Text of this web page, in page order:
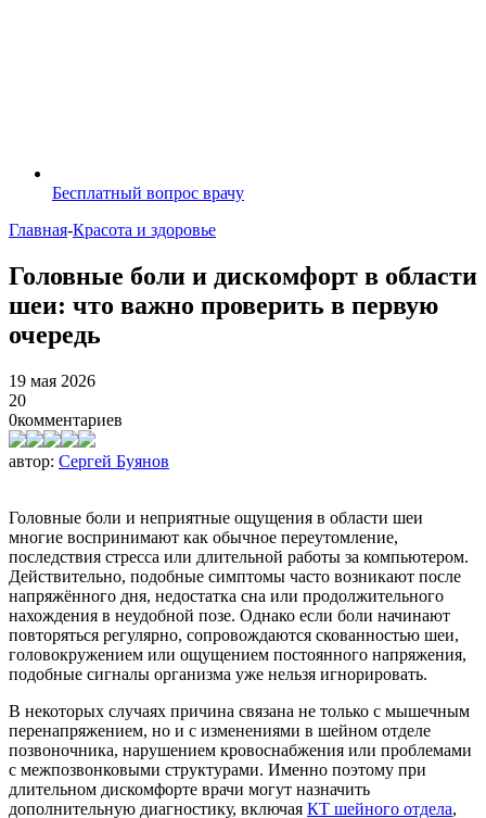
Бесплатный вопрос врачу
Главная-Красота и здоровье
Головные боли и дискомфорт в области
шеи: что важно проверить в первую
очередь
19 мая 2026
20
0комментариев
автор: Сергей Буянов
Головные боли и неприятные ощущения в области шеи
многие воспринимают как обычное переутомление,
последствия стресса или длительной работы за компьютером.
Действительно, подобные симптомы часто возникают после
напряжённого дня, недостатка сна или продолжительного
нахождения в неудобной позе. Однако если боли начинают
повторяться регулярно, сопровождаются скованностью шеи,
головокружением или ощущением постоянного напряжения,
подобные сигналы организма уже нельзя игнорировать.
В некоторых случаях причина связана не только с мышечным
перенапряжением, но и с изменениями в шейном отделе
позвоночника, нарушением кровоснабжения или проблемами
с межпозвонковыми структурами. Именно поэтому при
длительном дискомфорте врачи могут назначить
дополнительную диагностику, включая КТ шейного отдела,